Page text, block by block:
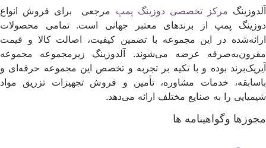
مرکز تخصصی دوزینگ پمپ مرجعی برای فروش انواع
دوزینگ پمپ از برندهای معتبر جهانی است. تمامی محصولات
ارائه‌شده در این مجموعه با تضمین کیفیت، اصالت کالا و قیمت
مقرون‌به‌صرفه عرضه می‌شوند. آلدوزینگ زیرمجموعه مجموعه
آیریک‌برند بوده و با تکیه بر تجربه و تخصص این مجموعه حرفه‌ای و
باسابقه، خدمات مشاوره، تأمین و فروش تجهیزات تزریق مواد
شیمیایی را به صنایع مختلف ارائه می‌دهد.
مجوزها وگواهینامه ها